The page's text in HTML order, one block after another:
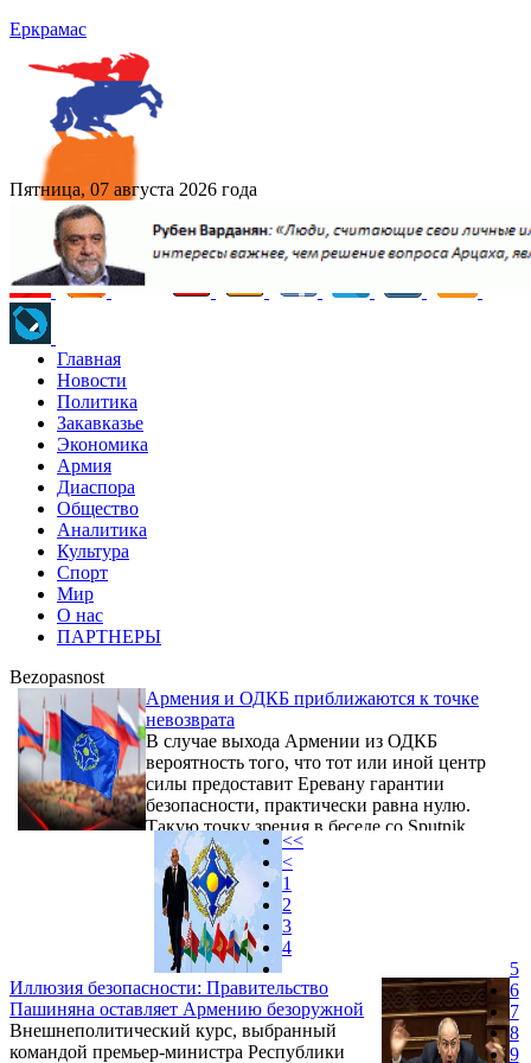
Еркрамас
Пятница, 07 августа 2026 года
Главная
Новости
Политика
Закавказье
Экономика
Армия
Диаспора
Общество
Аналитика
Культура
Спорт
Мир
О нас
ПАРТНЕРЫ
Bezopasnost
Армения и ОДКБ приближаются к точке
невозврата
В случае выхода Армении из ОДКБ
вероятность того, что тот или иной центр
силы предоставит Еревану гарантии
безопасности, практически равна нулю.
Такую точку зрения в беседе со Sputnik
Армения выразил политолог, старший
научный сотрудник APRI Armenia
Бениамин Погосян. Он также добавил, что
ситуация вокруг членства Армении в ОДКБ
— это проекция наблюдающегося в
последнее время ухудшения армяно-
российских отношений.
Иллюзия безопасности: Правительство
Пашиняна оставляет Армению безоружной
Внешнеполитический курс, выбранный
командой премьер-министра Республики
<<
<
1
2
3
4
5
6
7
8
9